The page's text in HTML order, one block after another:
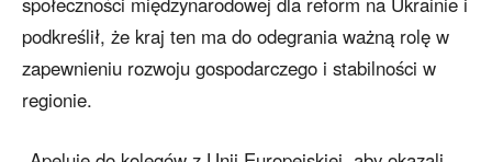
podkreślił, że kraj ten ma do odegrania ważną rolę w
zapewnieniu rozwoju gospodarczego i stabilności w
regionie.